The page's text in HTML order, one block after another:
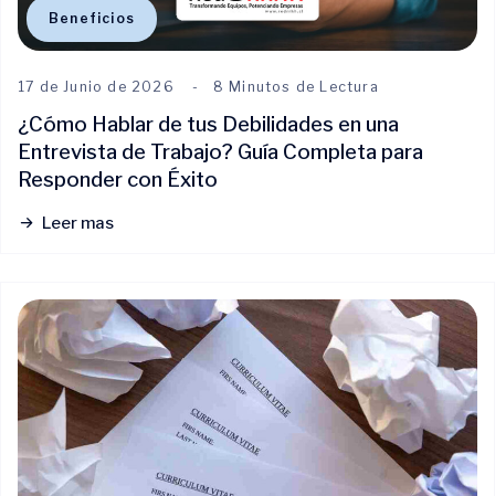
Beneficios
17 de Junio de 2026 8 Minutos de Lectura
¿Cómo Hablar de tus Debilidades en una
Entrevista de Trabajo? Guía Completa para
Responder con Éxito
Leer mas